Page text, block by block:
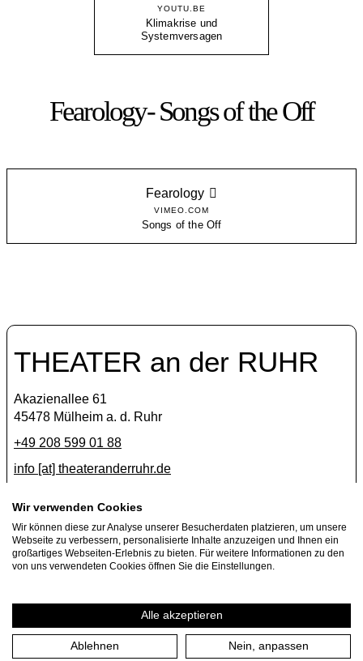
YOUTU.BE
Klimakrise und
Systemversagen
Fearology- Songs of the Off
Fearology
VIMEO.COM
Songs of the Off
THEATER an der RUHR
Akazienallee 61
45478 Mülheim a. d. Ruhr
+49 208 599 01 88
info [​at​] theateranderruhr.de
Facebook
Instagram
Newsletter
Privacy Policy
Wir verwenden Cookies
Wir können diese zur Analyse unserer Besucherdaten platzieren, um unsere
Webseite zu verbessern, personalisierte Inhalte anzuzeigen und Ihnen ein
großartiges Webseiten-Erlebnis zu bieten. Für weitere Informationen zu den
von uns verwendeten Cookies öffnen Sie die Einstellungen.
Alle akzeptieren
Ablehnen Nein, anpassen